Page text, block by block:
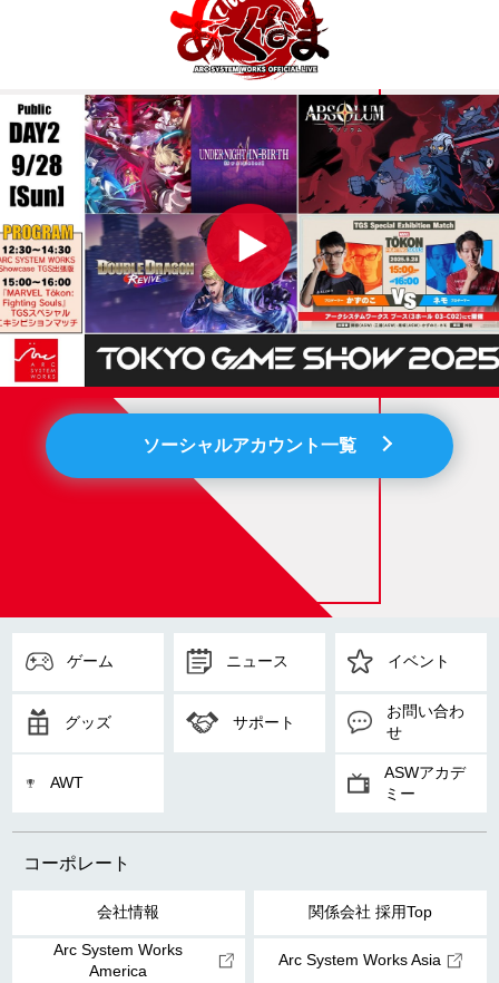
ソーシャルアカウント一覧
ゲーム ニュース イベント
グッズ サポート
お問い合わ
せ
AWT
ASWアカデ
ミー
コーポレート
会社情報 関係会社 採用Top
Arc System Works
America
Arc System Works Asia